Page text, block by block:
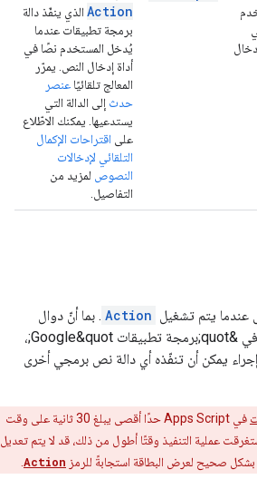
Action الذي ينفّذ دالة
برمجة تطبيقات عندما
يُدخل المستخدم نصًا في
أداة إدخال النص. يمرّر
المعالج تلقائيًا عنصر
حدث إلى الدالة التي
يستدعيها. يمكنك الاطّلاع
على اقتراحات الإكمال
التلقائي لإدخالات
النصوص
لمزيد من
التفاصيل.
عندما يتم تشغيل Action . بما أنّ دوال
معاودة الاتصال هي دوال في &quot;برمجة تطبيقات Google&quot;،
يمكن أن تنفّذه أي دالة نص برمجي أخرى
في Apps Script حدًا أقصى يبلغ 30 ثانية على وقت
عملية التنفيذ وقتًا أطول من ذلك، قد لا يتم تعديل
بشكل صحيح لعرض البطاقة استجابةً للرمز Action